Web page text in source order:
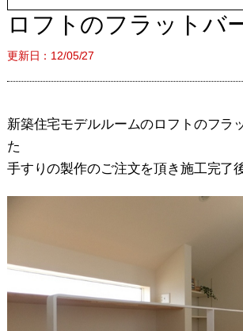
ロフトのフラットバ
更新日：12/05/27
新築住宅モデルルームのロフトのフラ
た
手すりの製作のご注文を頂き施工完了